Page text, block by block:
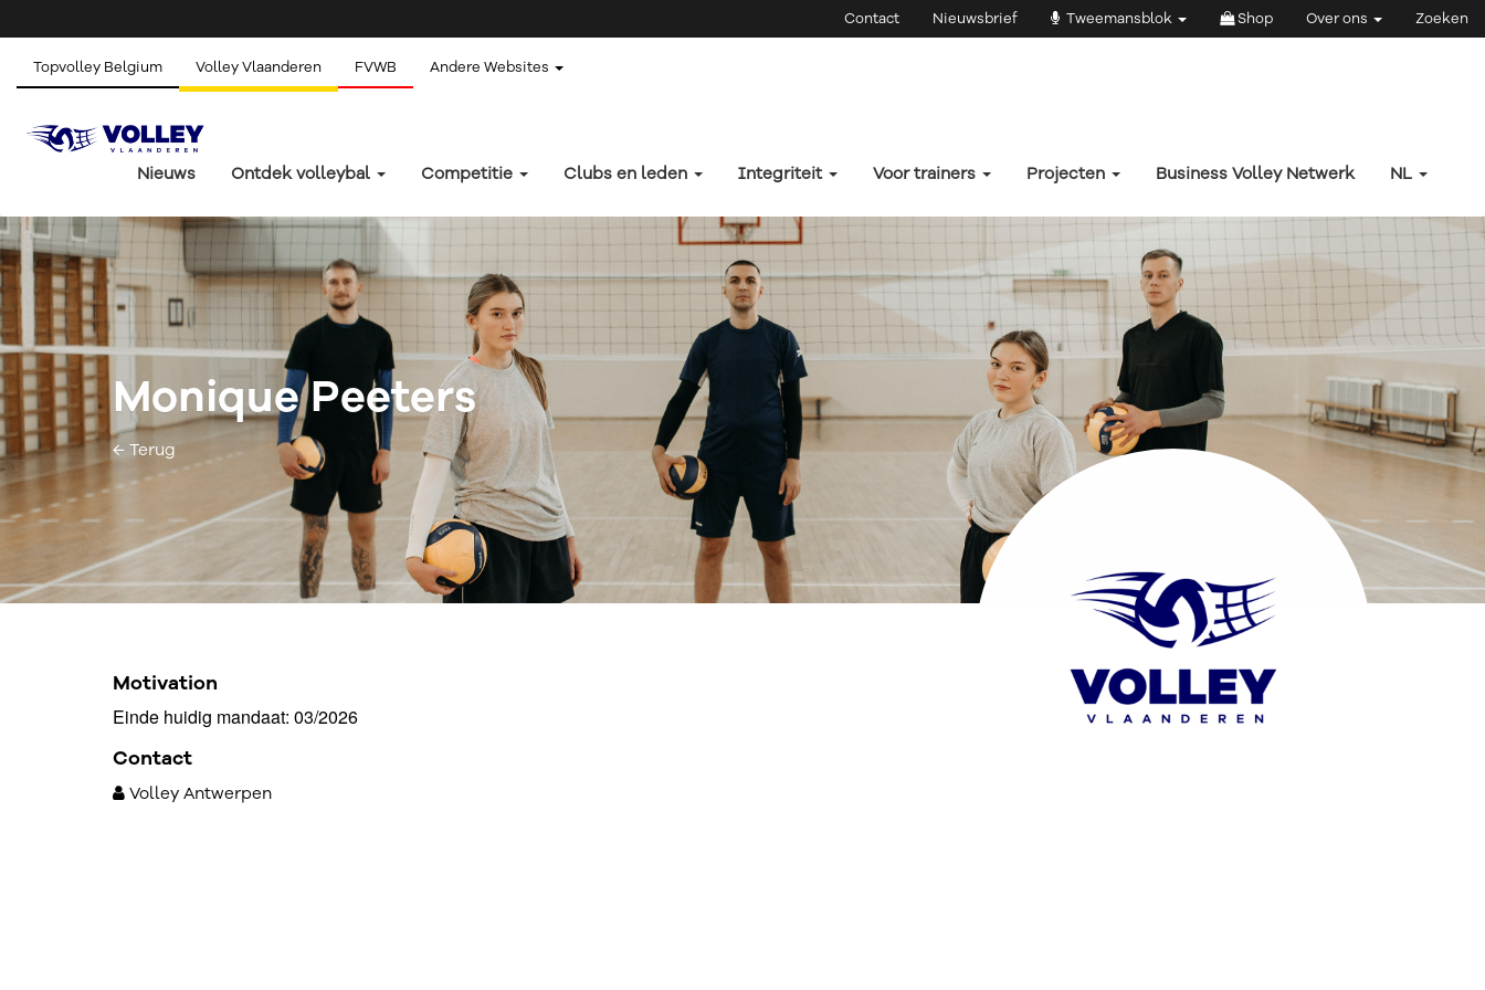
Contact Nieuwsbrief Tweemansblok Shop Over ons Zoeken
Topvolley Belgium Volley Vlaanderen FVWB Andere Websites
Nieuws Ontdek volleybal Competitie Clubs en leden Integriteit Voor trainers Projecten Business Volley Netwerk NL
Monique Peeters
← Terug
Motivation
Einde huidig mandaat: 03/2026
Contact
Volley Antwerpen